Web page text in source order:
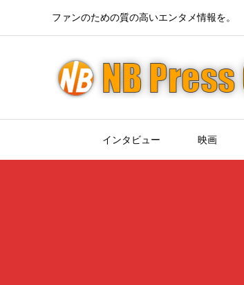
ファンのための質の高いエンタメ情報を。
インタビュー 映画